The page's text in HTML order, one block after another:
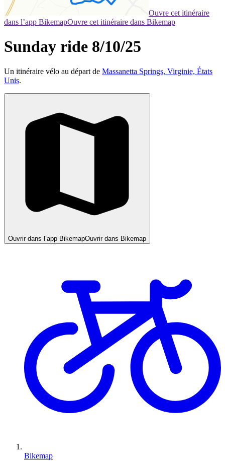
Ouvre cet itinéraire
dans l’app BikemapOuvre cet itinéraire dans Bikemap
Sunday ride 8/10/25
Un itinéraire vélo au départ de Massanetta Springs, Virginie, États
Unis.
Ouvrir dans l’app BikemapOuvrir dans Bikemap
Bikemap